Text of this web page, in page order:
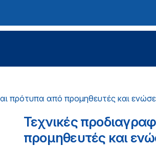
πρότυπα από προμηθευτές και
Τεχνικές
προμηθευτές και